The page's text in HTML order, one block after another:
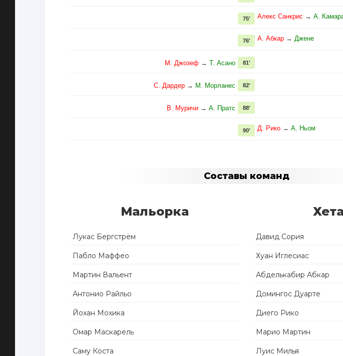
Алекс Санкрис → А.
75'
А. Абкар → Джене
76'
М. Джозеф → Т. Асано 81'
С. Дардер → М. Морланес 82'
В. Муричи → А. Пратс 88'
Д. Рико → А. Ньом
90'
Составы команд
Мальорка
Лукас Бергстрём
Пабло Маффео
Мартин Вальент
Антонио Райльо
Йохан Мохика
Омар Маскарель
Саму Коста
Давид Сория
Хуан Иглесиас
Абделькабир Абкар
Домингос Дуарте
Диего Рико
Марио Мартин
Луис Милья